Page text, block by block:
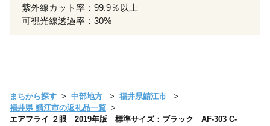
紫外線カット率：99.9％以上
可視光線透過率：30%
まちから探す 中部地方
福井県鯖江市
福井県 鯖江市の返礼品一覧
エアフライ ２眼 2019年版 標準サイズ：ブラック AF-303 C-